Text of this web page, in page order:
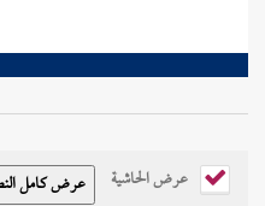
عرض الحاشية